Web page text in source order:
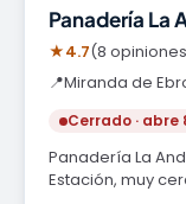
Panadería La
★4.7(8
📍Miranda de
Cerrado · abre
Panadería La
Estación, muy